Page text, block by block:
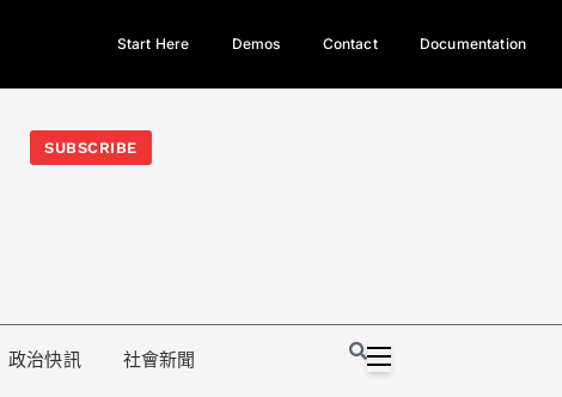
今日熱門新聞TOP3｜西拉雅族正式成第17個原住民族、立院電競
光電場回
Start Here Demos Contact Documentation
SUBSCRIBE
政治快訊 社會新聞